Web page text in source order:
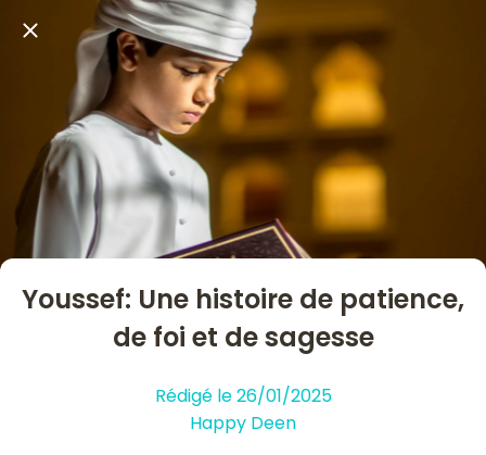
Youssef: Une histoire de patience,
de foi et de sagesse
Rédigé le 26/01/2025
Happy Deen